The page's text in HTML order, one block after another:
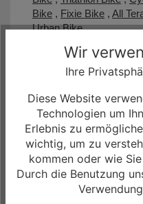
Bike , Fixie Bike , All
Urban Bike
Wir beteiligen uns am
Stadtwerke
Wenn auch Sie sich für
entschieden haben,
die Umwelt. Sie
unserem
Naturstrom von den
"betanken". Die
Zusätzlich bieten wir
Wir
Ihre
Diese Website
Technologien um
Erlebnis zu
wichtig, um zu
kommen oder wie
Durch die Benutzung